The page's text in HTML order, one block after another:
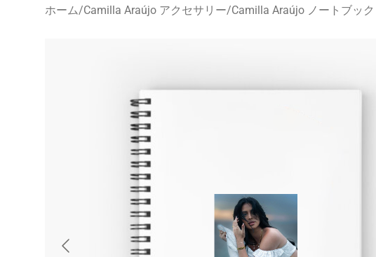
ホーム/Camilla Araújo アクセサリー/Camilla Araújo ノートブック